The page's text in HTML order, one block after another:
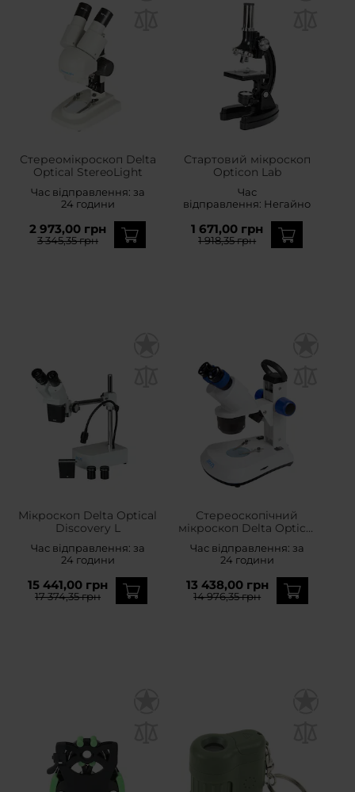
Стереомікроскоп Delta
Optical StereoLight
Час відправлення: за
24 години
2 973,00 грн
3 345,35 грн
Стартовий мікроскоп
Opticon Lab
Час
відправлення: Негайно
1 671,00 грн
1 918,35 грн
Мікроскоп Delta Optical
Discovery L
Час відправлення: за
24 години
15 441,00 грн
17 374,35 грн
Стереоскопічний
мікроскоп Delta Optical
Discovery 90
Час відправлення: за
24 години
13 438,00 грн
14 976,35 грн